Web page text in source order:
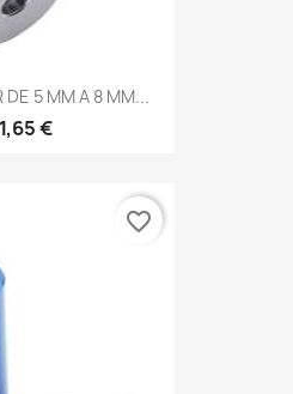
DE 5 MM A 8 MM...
1,65 €
favorite_border